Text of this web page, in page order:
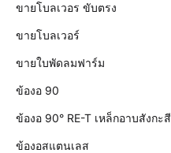
ขายโบลเวอร ขับตรง
ขายโบลเวอร์
ขายใบพัดลมฟาร์ม
ข้องอ 90
ข้องอ 90° RE-T เหล็กอาบสังกะสี
ข้องอสแตนเลส